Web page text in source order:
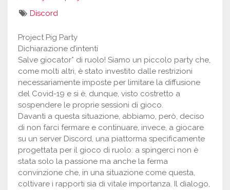
Discord
Project Pig Party
Dichiarazione d’intenti
Salve giocator* di ruolo! Siamo un piccolo party che,
come molti altri, è stato investito dalle restrizioni
necessariamente imposte per limitare la diffusione
del Covid-19 e si è, dunque, visto costretto a
sospendere le proprie sessioni di gioco.
Davanti a questa situazione, abbiamo, però, deciso
di non farci fermare e continuare, invece, a giocare
su un server Discord, una piattorma specificamente
progettata per il gioco di ruolo: a spingerci non è
stata solo la passione ma anche la ferma
convinzione che, in una situazione come questa,
coltivare i rapporti sia di vitale importanza. Il dialogo,